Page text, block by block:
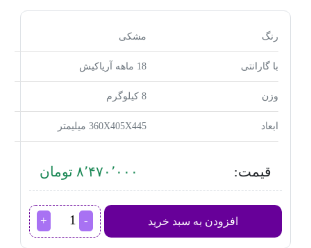
رنگ مشکی
با گارانتی
وزن
ابعاد 360X405X445 میلیمتر
قیمت: ۸٬۴۷۰٬۰۰۰ تومان
افزودن به سبد خرید
سرخ
کن